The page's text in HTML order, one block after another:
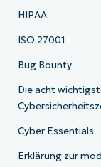
HIPAA
ISO 27001
Bug Bounty
Die acht
Cyber Essentials
Erklärung zur